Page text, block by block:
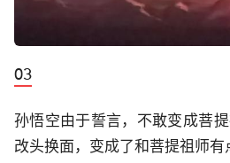
孙悟空由于誓言，不敢变成菩
改头换面，变成了和菩提祖师有